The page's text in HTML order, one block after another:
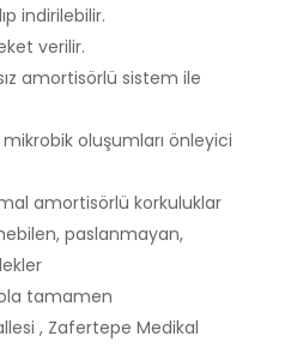
indirilebilir.
verilir.
amortisörlü sistem ile
oluşumları önleyici
amortisörlü korkuluklar
paslanmayan,
tamamen
, Zafertepe Medikal